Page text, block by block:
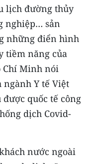
lịch đường thủy
nghiệp… sản
những điển hình
tiềm năng của
Chí Minh nói
Y tế Việt
quốc tế công
dịch Covid-
nước ngoài